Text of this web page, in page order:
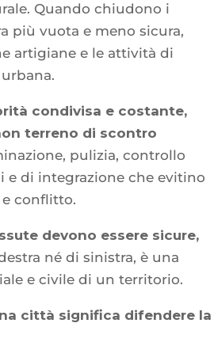
Quando chiudono i
più vuota e meno sicura,
artigiane e le attività di
condivisa e costante,
terreno di scontro
pulizia, controllo
e di integrazione che evitino
conflitto.
devono essere sicure,
né di sinistra, è una
e civile di un territorio.
città significa difendere la